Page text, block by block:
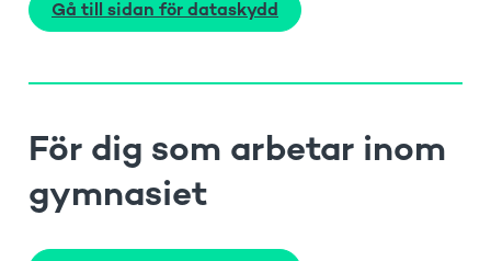
Gå till sidan för dataskydd
För dig som arbetar inom
gymnasiet